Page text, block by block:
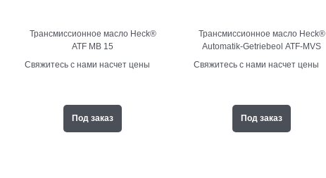
Трансмиссионное масло Heck®
ATF MB 15
Свяжитесь с нами насчет цены
Под заказ
Трансмиссионное масло Heck®
Automatik-Getriebeol ATF-MVS
Свяжитесь с нами насчет цены
Под заказ